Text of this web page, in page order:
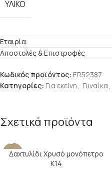
ΥΛΙΚΟ
Εταιρία
Αποστολές & Επιστροφές
Κωδικός προϊόντος: ER52387
Κατηγορίες: Για εκείνη , Γυναίκα ,
Σχετικά προϊόντα
-24%
Δαχτυλίδι Χρυσό μονόπετρο
Κ14